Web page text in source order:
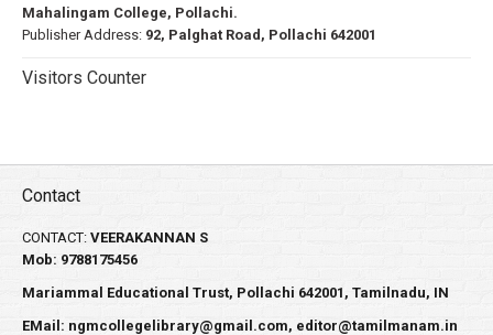
Mahalingam College, Pollachi.
Publisher Address: 92, Palghat Road, Pollachi 642001
Visitors Counter
Contact
CONTACT: VEERAKANNAN S
Mob: 9788175456
Mariammal Educational Trust, Pollachi 642001, Tamilnadu, IN
EMail: ngmcollegelibrary@gmail.com, editor@tamilmanam.in